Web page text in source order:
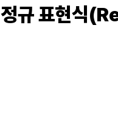
정규 표현식